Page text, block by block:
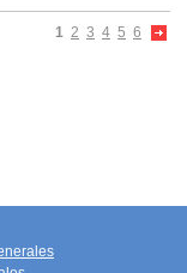
1 2 3 4 5 6